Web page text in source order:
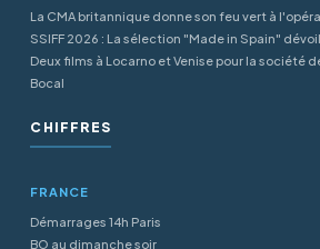
La CMA britannique donne son feu vert à
SSIFF 2026 : La sélection "Made in Spain"
Deux films à Locarno et Venise pour la société
Bocal
CHIFFRES
FRANCE
Démarrages 14h Paris
BO au dimanche soir